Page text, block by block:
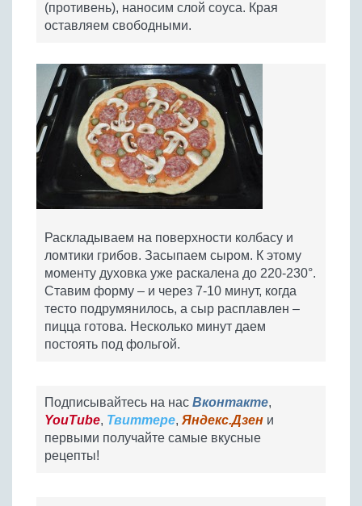
(противень), наносим слой соуса. Края
оставляем свободными.
Раскладываем на поверхности колбасу и
ломтики грибов. Засыпаем сыром. К этому
моменту духовка уже раскалена до 220-230°.
Ставим форму – и через 7-10 минут, когда
тесто подрумянилось, а сыр расплавлен –
пицца готова. Несколько минут даем
постоять под фольгой.
Подписывайтесь на нас Вконтакте,
YouTube, Твиттере, Яндекс.Дзен и
первыми получайте самые вкусные
рецепты!